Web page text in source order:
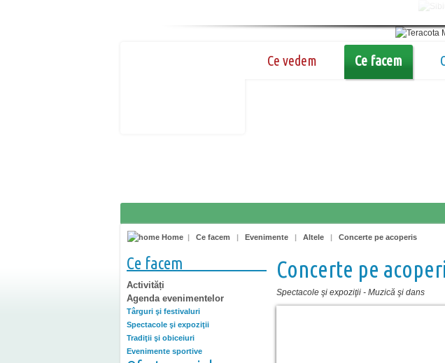
Ce vedem Ce facem
Home | Ce facem | Evenimente | Altele | Concerte pe acoperis
Ce facem
Activități
Agenda evenimentelor
Târguri şi festivaluri
Spectacole şi expoziţii
Tradiţii şi obiceiuri
Evenimente sportive
Concerte pe
Spectacole şi expoziţii - Muzică şi dans